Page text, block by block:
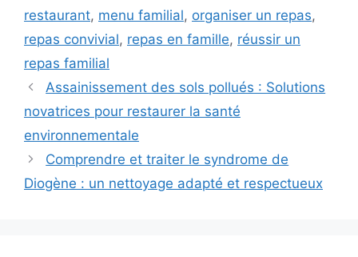
restaurant, menu familial, organiser un repas,
repas convivial, repas en famille, réussir un
repas familial
Assainissement des sols pollués : Solutions
novatrices pour restaurer la santé
environnementale
Comprendre et traiter le syndrome de
Diogène : un nettoyage adapté et respectueux